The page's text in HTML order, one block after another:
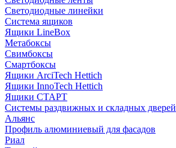
Светодиодные линейки
Система ящиков
Ящики LineBox
Метабоксы
Свимбоксы
Смартбоксы
Ящики ArciTech Hettich
Ящики InnoTech Hettich
Ящики СТАРТ
Системы раздвижных и складных дверей
Альянс
Профиль алюминиевый для фасадов
Риал